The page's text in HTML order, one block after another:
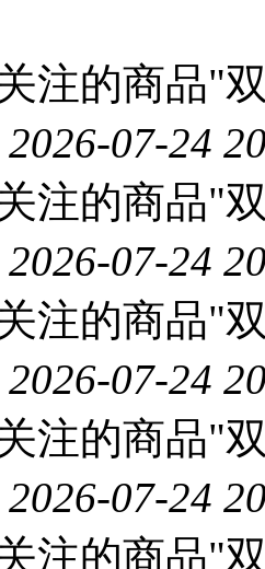
注的商品"
2026-07-24
注的商品"
2026-07-24
注的商品"
2026-07-24
注的商品"
2026-07-24
注的商品"